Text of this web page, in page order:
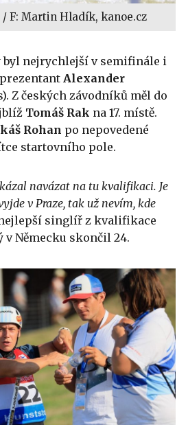
F: Martin Hladík, kanoe.cz
nejrychlejší v semifinále i
Alexander
Z českých závodníků měl do
Tomáš Rak na 17. místě.
Rohan po nepovedené
startovního pole.
navázat na tu kvalifikaci. Je
v Praze, tak už nevím, kde
singlíř z kvalifikace
v Německu skončil 24.